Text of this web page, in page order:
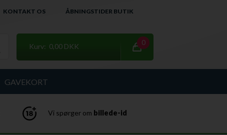
KONTAKT OS ÅBNINGSTIDER BUTIK
Kurv: 0,00 DKK 0
GAVEKORT
Vi spørger om billede-id